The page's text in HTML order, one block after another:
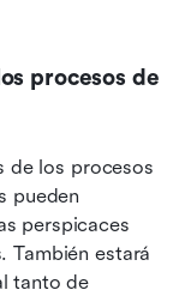
procesos de
de los procesos
pueden
perspicaces
También estará
tanto de